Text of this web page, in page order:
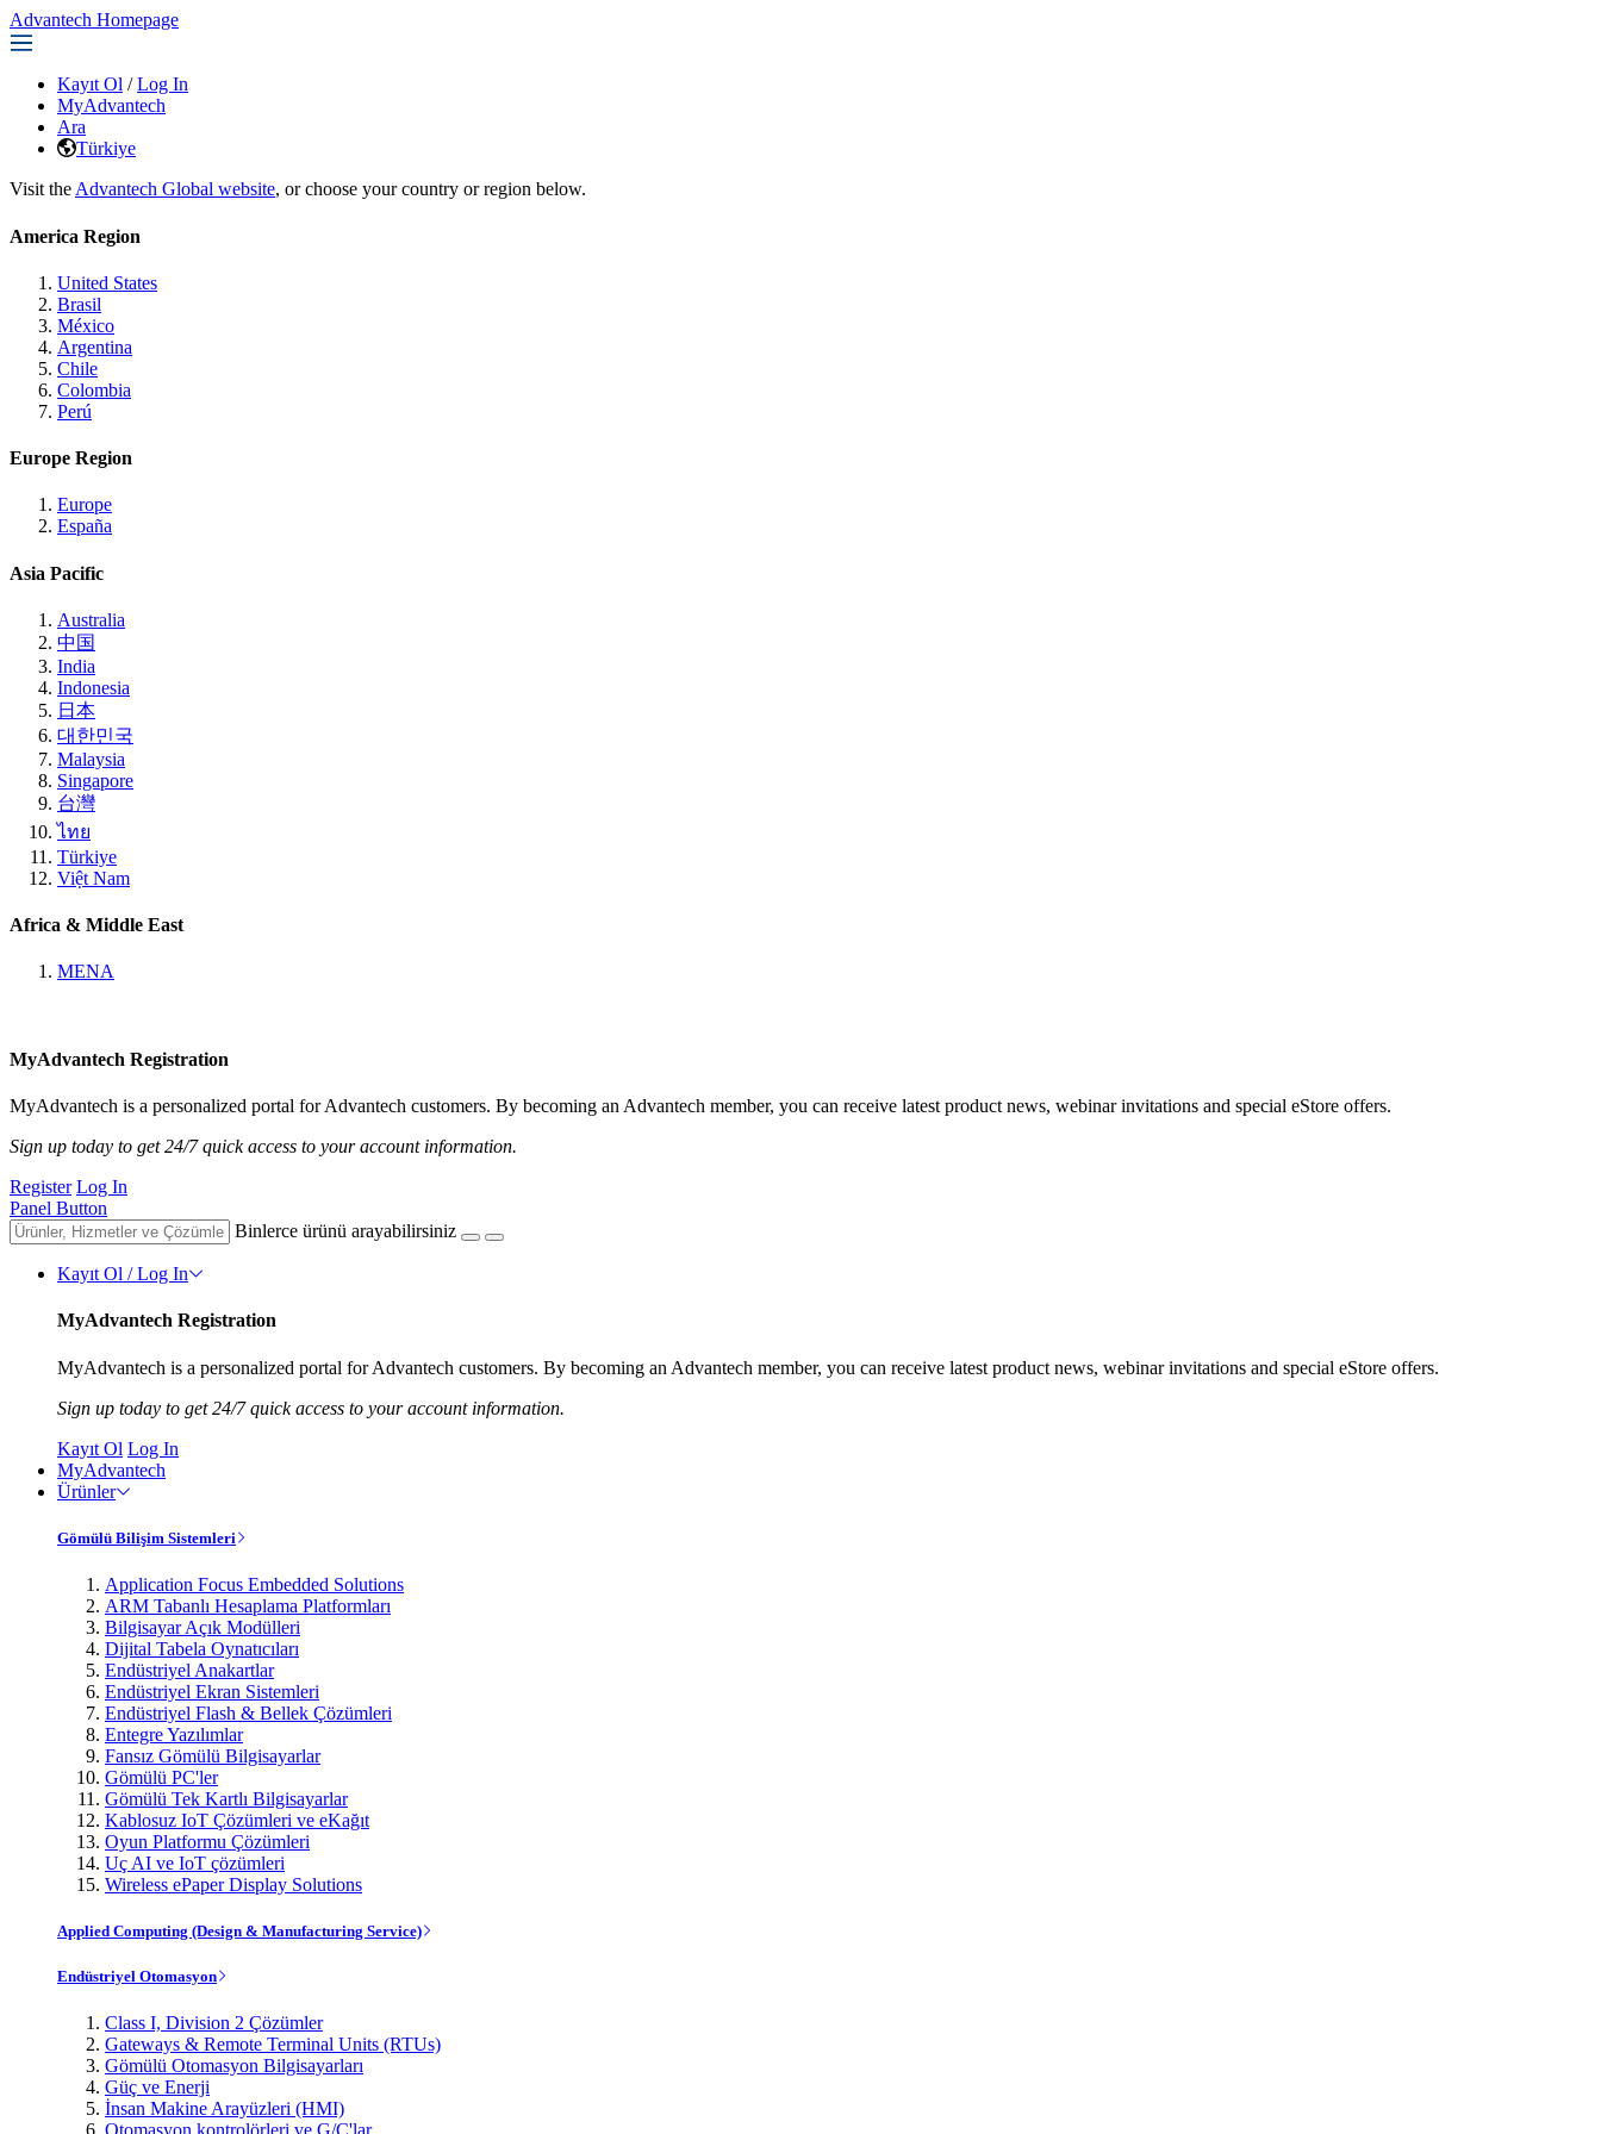
Advantech Homepage
Kayıt Ol / Log In
MyAdvantech
Ara
Türkiye
Visit the Advantech Global website, or choose your country or region below.
America Region
United States
Brasil
México
Argentina
Chile
Colombia
Perú
Europe Region
Europe
España
Asia Pacific
Australia
中国
India
Indonesia
日本
대한민국
Malaysia
Singapore
台灣
ไทย
Türkiye
Việt Nam
Africa & Middle East
MENA
MyAdvantech Registration
MyAdvantech is a personalized portal for Advantech customers. By becoming an Advantech member, you can receive latest product news, webinar invitations and special eStore offers.
Sign up today to get 24/7 quick access to your account information.
Register Log In
Panel Button
Binlerce ürünü arayabilirsiniz
Kayıt Ol / Log In
MyAdvantech Registration
MyAdvantech is a personalized portal for Advantech customers. By becoming an Advantech member, you can receive latest product news, webinar invitations and special eStore offers.
Sign up today to get 24/7 quick access to your account information.
Kayıt Ol Log In
MyAdvantech
Ürünler
Gömülü Bilişim Sistemleri
Application Focus Embedded Solutions
ARM Tabanlı Hesaplama Platformları
Bilgisayar Açık Modülleri
Dijital Tabela Oynatıcıları
Endüstriyel Anakartlar
Endüstriyel Ekran Sistemleri
Endüstriyel Flash & Bellek Çözümleri
Entegre Yazılımlar
Fansız Gömülü Bilgisayarlar
Gömülü PC'ler
Gömülü Tek Kartlı Bilgisayarlar
Kablosuz IoT Çözümleri ve eKağıt
Oyun Platformu Çözümleri
Uç AI ve IoT çözümleri
Wireless ePaper Display Solutions
Applied Computing (Design & Manufacturing Service)
Endüstriyel Otomasyon
Class I, Division 2 Çözümler
Gateways & Remote Terminal Units (RTUs)
Gömülü Otomasyon Bilgisayarları
Güç ve Enerji
İnsan Makine Arayüzleri (HMI)